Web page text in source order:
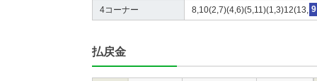
4コーナー 8,10(2,7)(4,6)(5,11)(1,3)12(13, 9
払戻金